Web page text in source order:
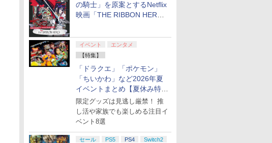
の騎士」を原案とするNetflix
映画「THE RIBBON HERO
イベント
エンタメ
【特集】
「ドラクエ」「ポケモン」
「ちいかわ」など2026年夏
イベントまとめ【夏休み特
集】
限定グッズは見逃し厳禁！ 推
し活や家族でも楽しめる注目イ
ベント8選
セール PS5 PS4
Switch2